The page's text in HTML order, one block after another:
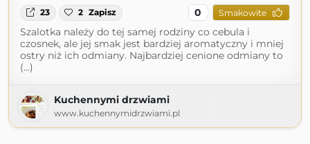
23 2 Zapisz 0 Smakowite
Szalotka należy do tej samej rodziny co cebula i
czosnek, ale jej smak jest bardziej aromatyczny i mniej
ostry niż ich odmiany. Najbardziej cenione odmiany to
(...)
Kuchennymi drzwiami
www.kuchennymidrzwiami.pl